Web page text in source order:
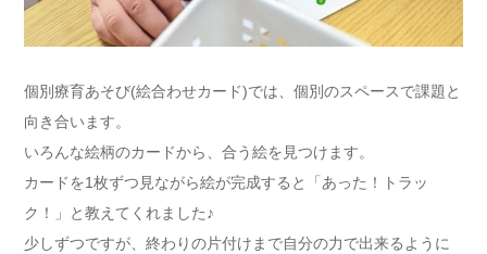
個別療育あそび(絵合わせカード)では、個別のスペースで課題と
向き合います。
いろんな絵柄のカードから、合う絵を見つけます。
カードを1枚ずつ見ながら絵が完成すると「あった！トラッ
ク！」と教えてくれました♪
少しずつですが、終わりの片付けまで自分の力で出来るように